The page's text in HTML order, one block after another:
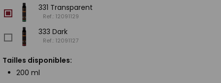
331 Transparent
Ref.: 12091129
333 Dark
Ref.: 12091127
Tailles disponibles:
200 ml